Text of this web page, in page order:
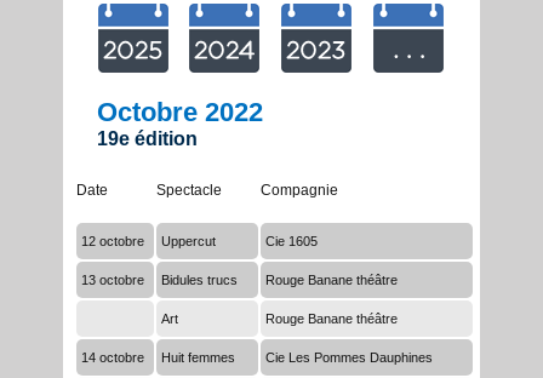
Historique
Candidature
Contact
Accueil
Site complet
Octobre 2022
19e édition
Date Spectacle Compagnie
12 octobre Uppercut Cie 1605
13 octobre Bidules trucs Rouge Banane théâtre
Art Rouge Banane théâtre
14 octobre Huit femmes Cie Les Pommes Dauphines